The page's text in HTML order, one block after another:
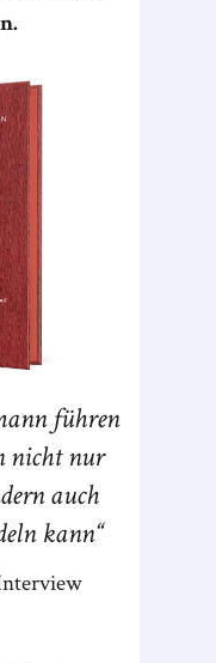
führen
nicht nur
auch
kann